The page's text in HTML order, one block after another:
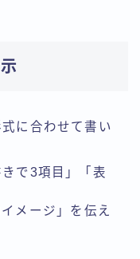
に合わせて書い
きで3項目」「表
メージ」を伝え